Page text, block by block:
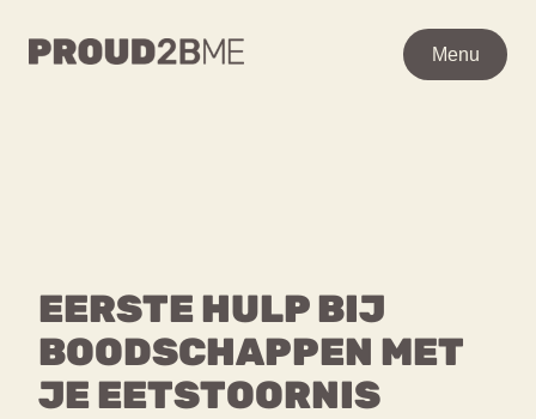
inhoud
Menu
EERSTE HULP BIJ
BOODSCHAPPEN MET
JE EETSTOORNIS
Menu
Content
WAAR BEN JE NAAR OP
Over proud2bme
Contact
Proud in de media
Vacatures